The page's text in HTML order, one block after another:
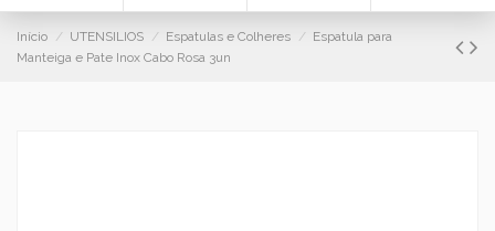
Início UTENSILIOS Espatulas e Colheres
Espatula para
Manteiga e Pate Inox Cabo Rosa 3un